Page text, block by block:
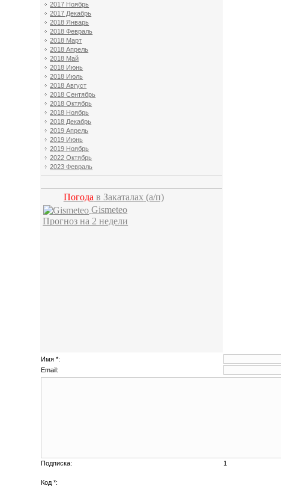
2017 Ноябрь
2017 Декабрь
2018 Январь
2018 Февраль
2018 Март
2018 Апрель
2018 Май
2018 Июнь
2018 Июль
2018 Август
2018 Сентябрь
2018 Октябрь
2018 Ноябрь
2018 Декабрь
2019 Апрель
2019 Июнь
2019 Ноябрь
2022 Октябрь
2023 Февраль
Погода в Закаталах (а/п)
Gismeteo
Прогноз на 2 недели
Имя *:
Email:
Подписка: 1
Код *: